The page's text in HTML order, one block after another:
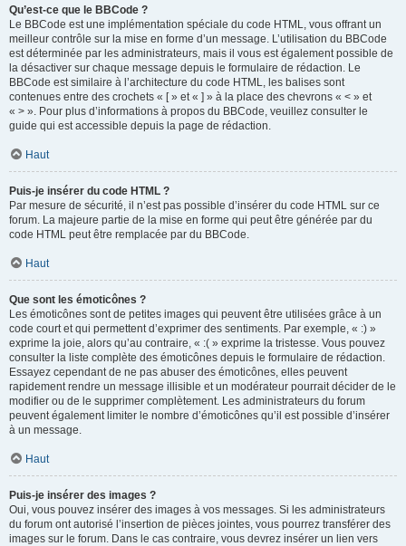
Qu’est-ce que le BBCode ?
Le BBCode est une implémentation spéciale du code HTML, vous offrant un
meilleur contrôle sur la mise en forme d’un message. L’utilisation du BBCode
est déterminée par les administrateurs, mais il vous est également possible de
la désactiver sur chaque message depuis le formulaire de rédaction. Le
BBCode est similaire à l’architecture du code HTML, les balises sont
contenues entre des crochets « [ » et « ] » à la place des chevrons « < » et
« > ». Pour plus d’informations à propos du BBCode, veuillez consulter le
guide qui est accessible depuis la page de rédaction.
Haut
Puis-je insérer du code HTML ?
Par mesure de sécurité, il n’est pas possible d’insérer du code HTML sur ce
forum. La majeure partie de la mise en forme qui peut être générée par du
code HTML peut être remplacée par du BBCode.
Haut
Que sont les émoticônes ?
Les émoticônes sont de petites images qui peuvent être utilisées grâce à un
code court et qui permettent d’exprimer des sentiments. Par exemple, « :) »
exprime la joie, alors qu’au contraire, « :( » exprime la tristesse. Vous pouvez
consulter la liste complète des émoticônes depuis le formulaire de rédaction.
Essayez cependant de ne pas abuser des émoticônes, elles peuvent
rapidement rendre un message illisible et un modérateur pourrait décider de le
modifier ou de le supprimer complètement. Les administrateurs du forum
peuvent également limiter le nombre d’émoticônes qu’il est possible d’insérer
à un message.
Haut
Puis-je insérer des images ?
Oui, vous pouvez insérer des images à vos messages. Si les administrateurs
du forum ont autorisé l’insertion de pièces jointes, vous pourrez transférer des
images sur le forum. Dans le cas contraire, vous devrez insérer un lien vers